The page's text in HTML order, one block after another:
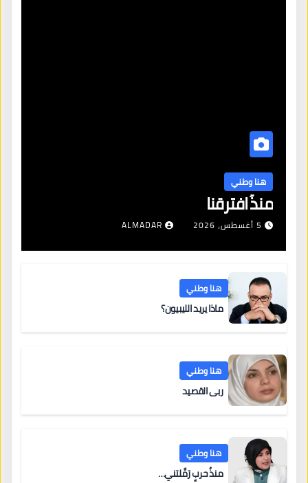
هنا وطني
منذُ افترقنا
5 أغسطس، 2026 ALMADAR
هنا وطني
ماذا يريد الليبيون؟
هنا وطني
ربى القصيد
هنا وطني
منذُ حربٍ رَمَّلتني…